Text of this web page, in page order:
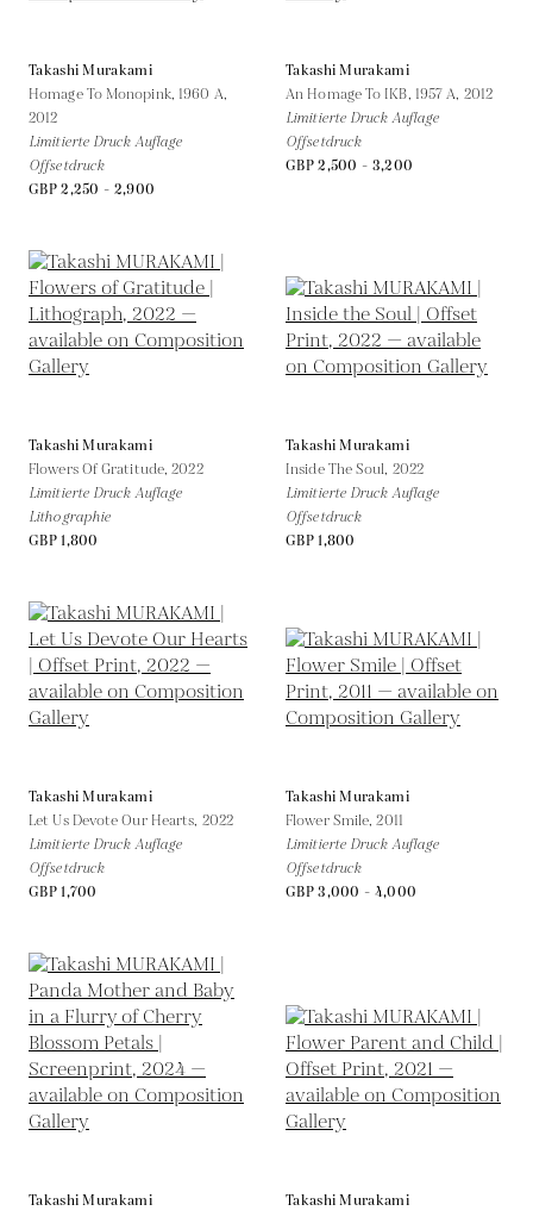
Takashi Murakami
Homage To Monopink, 1960 A,
2012
Limitierte Druck Auflage
Offsetdruck
GBP 2,250 - 2,900
Takashi Murakami
An Homage To IKB, 1957 A, 2012
Limitierte Druck Auflage
Offsetdruck
GBP 2,500 - 3,200
Takashi Murakami
Flowers Of Gratitude,2022
Limitierte Druck Auflage
Lithographie
GBP 1,800
Takashi Murakami
Inside The Soul, 2022
Limitierte Druck Auflage
Offsetdruck
GBP 1,800
Takashi Murakami
Let Us Devote Our Hearts, 2022
Limitierte Druck Auflage
Offsetdruck
GBP 1,700
Takashi Murakami
Flower Smile,2011
Limitierte Druck Auflage
Offsetdruck
GBP 3,000 - 4,000
Takashi Murakami
Takashi Murakami